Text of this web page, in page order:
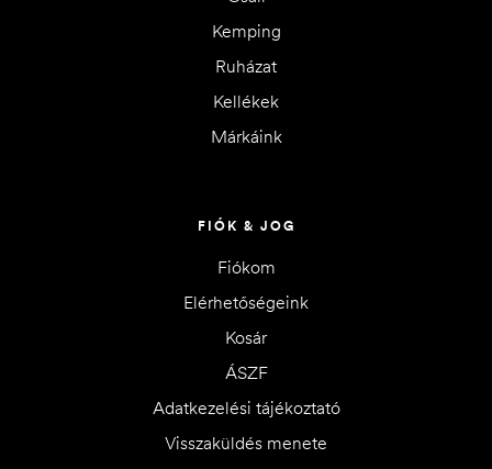
Kemping
Ruházat
Kellékek
Márkáink
FIÓK & JOG
Fiókom
Elérhetőségeink
Kosár
ÁSZF
Adatkezelési tájékoztató
Visszaküldés menete